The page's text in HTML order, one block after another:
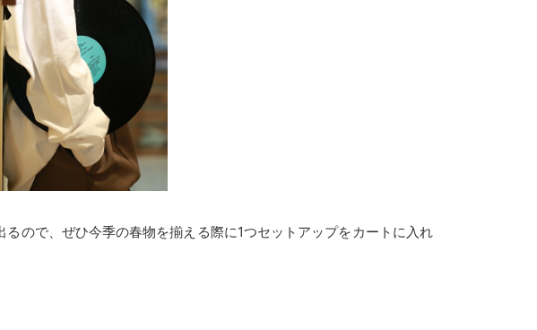
ので、ぜひ今季の春物を揃える際に1つセットアップをカートに入れ